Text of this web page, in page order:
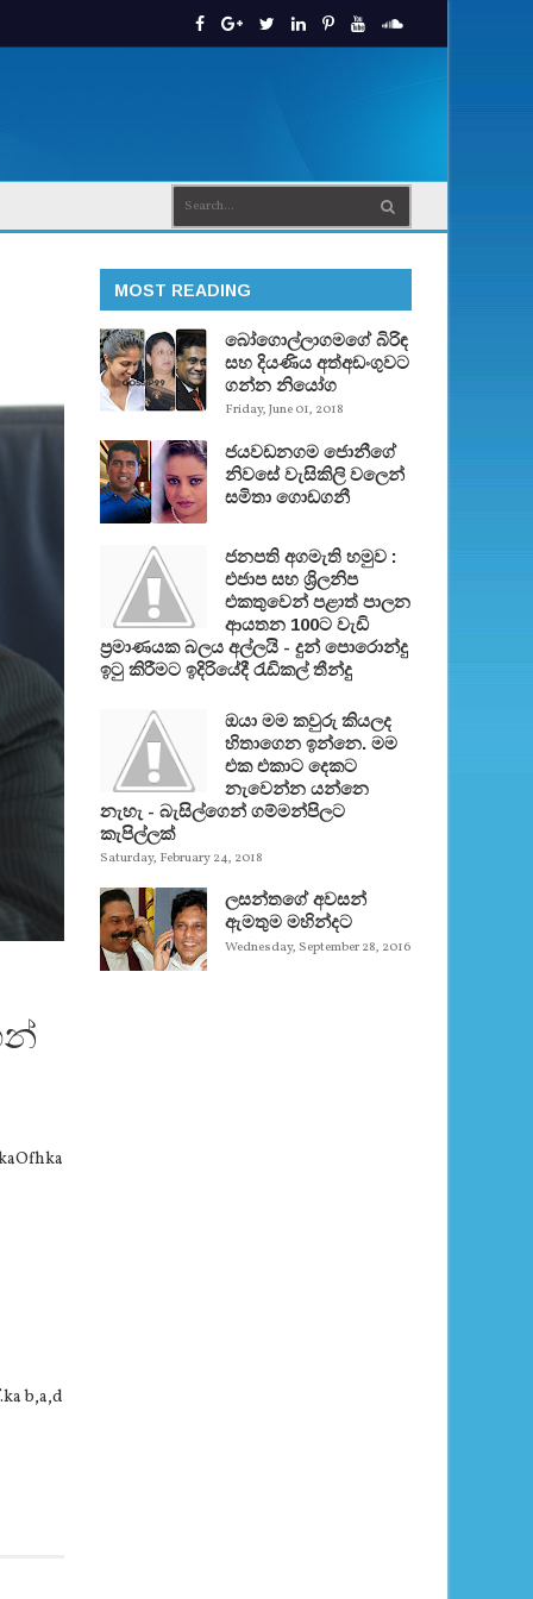
b,a,d
MOST READING
බෝගොල්ලාගමගේ බිරිඳ
සහ දියණිය අත්අඩංගුවට
ගන්න නියෝග
Friday, June 01, 2018
ජයවඩනගම ජොනීගේ
නිවසේ වැසිකිලි වලෙන්
සමිතා ගොඩගනී
ජනපති අගමැති හමුව :
එජාප සහ ශ්‍රිලනිප
එකතුවෙන් පළාත් පාලන
ආයතන 100ට වැඩි
ප්‍රමාණයක බලය අල්ලයි - දුන් පොරොන්දු
ඉටු කිරීමට ඉදිරියේදී රැඩිකල් තීන්දු
ඔයා මම කවුරු කියලද
හිතාගෙන ඉන්නෙ. මම
එක එකාට දෙකට
නැවෙන්න යන්නෙ
නැහැ - බැසිල්ගෙන් ගම්මන්පිලට
කැපිල්ලක්
Saturday, February 24, 2018
ලසන්තගේ අවසන්
ඇමතුම මහින්දට
Wednesday, September 28, 2016